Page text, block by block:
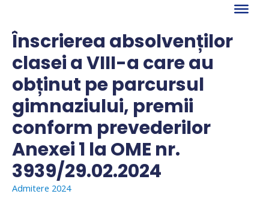
contentÎnscrierea absolvenților
clasei a VIII-a care au
obținut pe parcursul
gimnaziului, premii
conform prevederilor
Anexei 1 la OME nr.
3939/29.02.2024
Admitere 2024